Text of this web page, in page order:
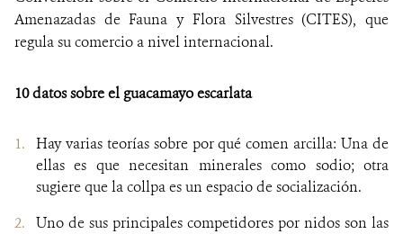
Amenazadas de Fauna y Flora Silvestres (CITES), que
regula su comercio a nivel internacional.
10 datos sobre el guacamayo escarlata
Hay varias teorías sobre por qué comen arcilla: Una de
ellas es que necesitan minerales como sodio; otra
sugiere que la collpa es un espacio de socialización.
Uno de sus principales competidores por nidos son las